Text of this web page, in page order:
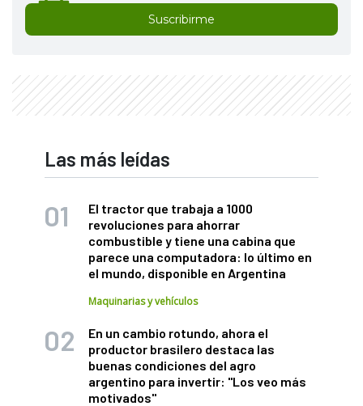
Suscribirme
Las más leídas
El tractor que trabaja a 1000
revoluciones para ahorrar
combustible y tiene una cabina que
parece una computadora: lo último en
el mundo, disponible en Argentina
Maquinarias y vehículos
En un cambio rotundo, ahora el
productor brasilero destaca las
buenas condiciones del agro
argentino para invertir: "Los veo más
motivados"